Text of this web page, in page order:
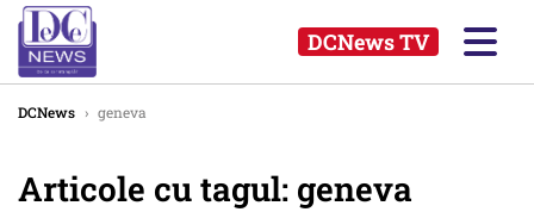
DCNews TV
DCNews › geneva
Articole cu tagul: geneva